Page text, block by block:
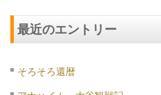
最近のエントリー
そろそろ還暦